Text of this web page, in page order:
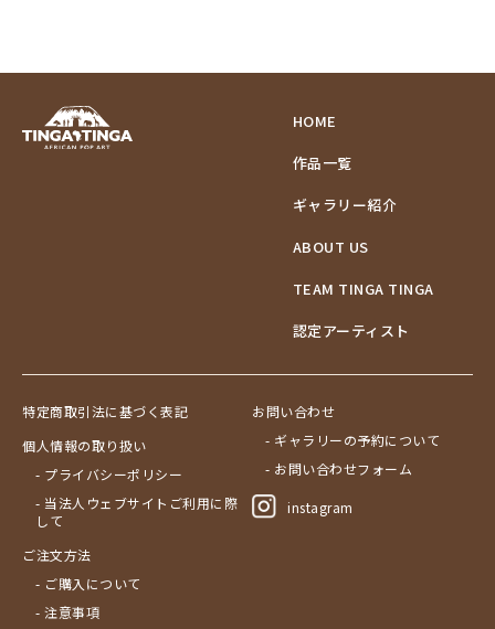
HOME
作品一覧
ギャラリー紹介
ABOUT US
TEAM TINGA TINGA
認定アーティスト
特定商取引法に基づく表記
個人情報の取り扱い
- プライバシーポリシー
- 当法人ウェブサイトご利用に際
して
ご注文方法
- ご購入について
- 注意事項
お問い合わせ
- ギャラリーの予約について
- お問い合わせフォーム
instagram